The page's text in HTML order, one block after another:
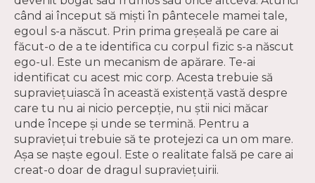
când ai început să miști în pântecele mamei tale,
egoul s-a născut. Prin prima greșeală pe care ai
făcut-o de a te identifica cu corpul fizic s-a născut
ego-ul. Este un mecanism de apărare. Te-ai
identificat cu acest mic corp. Acesta trebuie să
supraviețuiască în această existență vastă despre
care tu nu ai nicio percepție, nu știi nici măcar
unde începe și unde se termină. Pentru a
supraviețui trebuie să te protejezi ca un om mare.
Așa se naște egoul. Este o realitate falsă pe care ai
creat-o doar de dragul supraviețuirii.